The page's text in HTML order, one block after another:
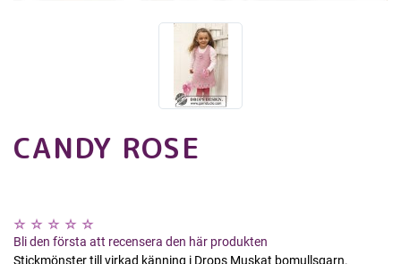
CANDY ROSE
Bli den första att recensera den här produkten
Stickmönster till virkad känning i Drops Muskat bomullsgarn.